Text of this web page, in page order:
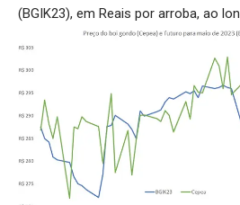
(BGIK23), em Reais por arroba, ao